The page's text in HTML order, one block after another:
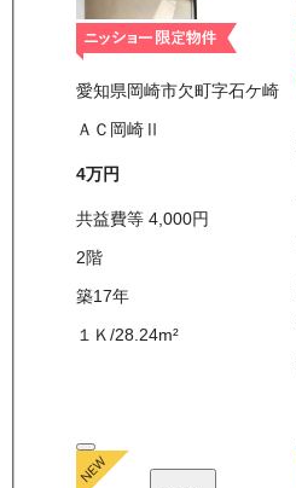
愛知県岡崎市欠町字石ケ崎
ＡＣ岡崎Ⅱ
4万円
共益費等 4,000円
2階
築17年
１Ｋ /28.24m²